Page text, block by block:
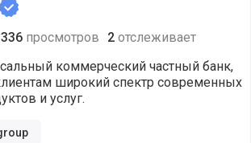
просмотров 2 отслеживает
коммерческий частный банк,
широкий спектр современных
и услуг.